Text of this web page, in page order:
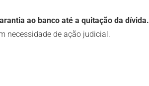
ao banco até a quitação da dívida.
necessidade de ação judicial.